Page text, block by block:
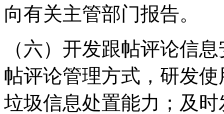
向有关主管部门报告。
（六）开发跟帖评论信
帖评论管理方式，研发
垃圾信息处置能力；及